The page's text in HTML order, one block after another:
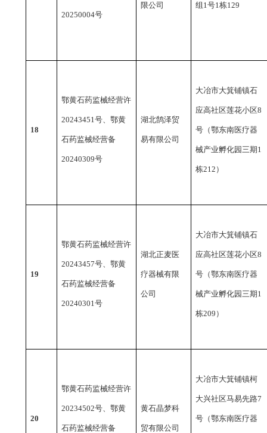
20250004号
限公司 组1号1栋129
18
鄂黄石药监械经营许
20243451号、鄂黄
石药监械经营备
20240309号
湖北鹄泽贸
易有限公司
大冶市大箕铺镇石
应高社区莲花小区8
号（鄂东南医疗器
械产业孵化园三期1
栋212）
19
鄂黄石药监械经营许
20243457号、鄂黄
石药监械经营备
20240301号
湖北正麦医
疗器械有限
公司
大冶市大箕铺镇石
应高社区莲花小区8
号（鄂东南医疗器
械产业孵化园三期1
栋209）
20
鄂黄石药监械经营许
20234502号、鄂黄
石药监械经营备
黄石晶梦科
贸有限公司
大冶市大箕铺镇柯
大兴社区马易先路7
号（鄂东南医疗器